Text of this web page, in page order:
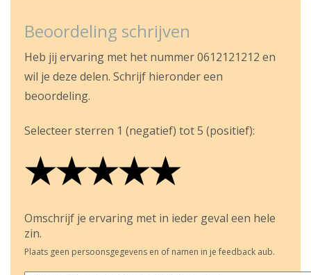
Beoordeling schrijven
Heb jij ervaring met het nummer 0612121212 en
wil je deze delen. Schrijf hieronder een
beoordeling.
Selecteer sterren 1 (negatief) tot 5 (positief):
★
★★
★★★
★★★★
★★★★★
Omschrijf je ervaring met in ieder geval een hele
zin.
Plaats geen persoonsgegevens en of namen in je feedback aub.